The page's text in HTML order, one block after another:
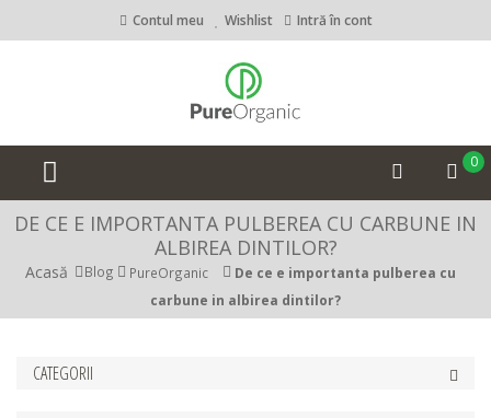
Contul meu Wishlist Intră în cont
0
DE CE E IMPORTANTA PULBEREA CU CARBUNE IN
ALBIREA DINTILOR?
Acasă Blog PureOrganic
De ce e importanta pulberea cu
carbune in albirea dintilor?
CATEGORII